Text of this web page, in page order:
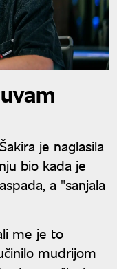
je naglasila
bio kada je
a "sanjala
me je to
mudrijom